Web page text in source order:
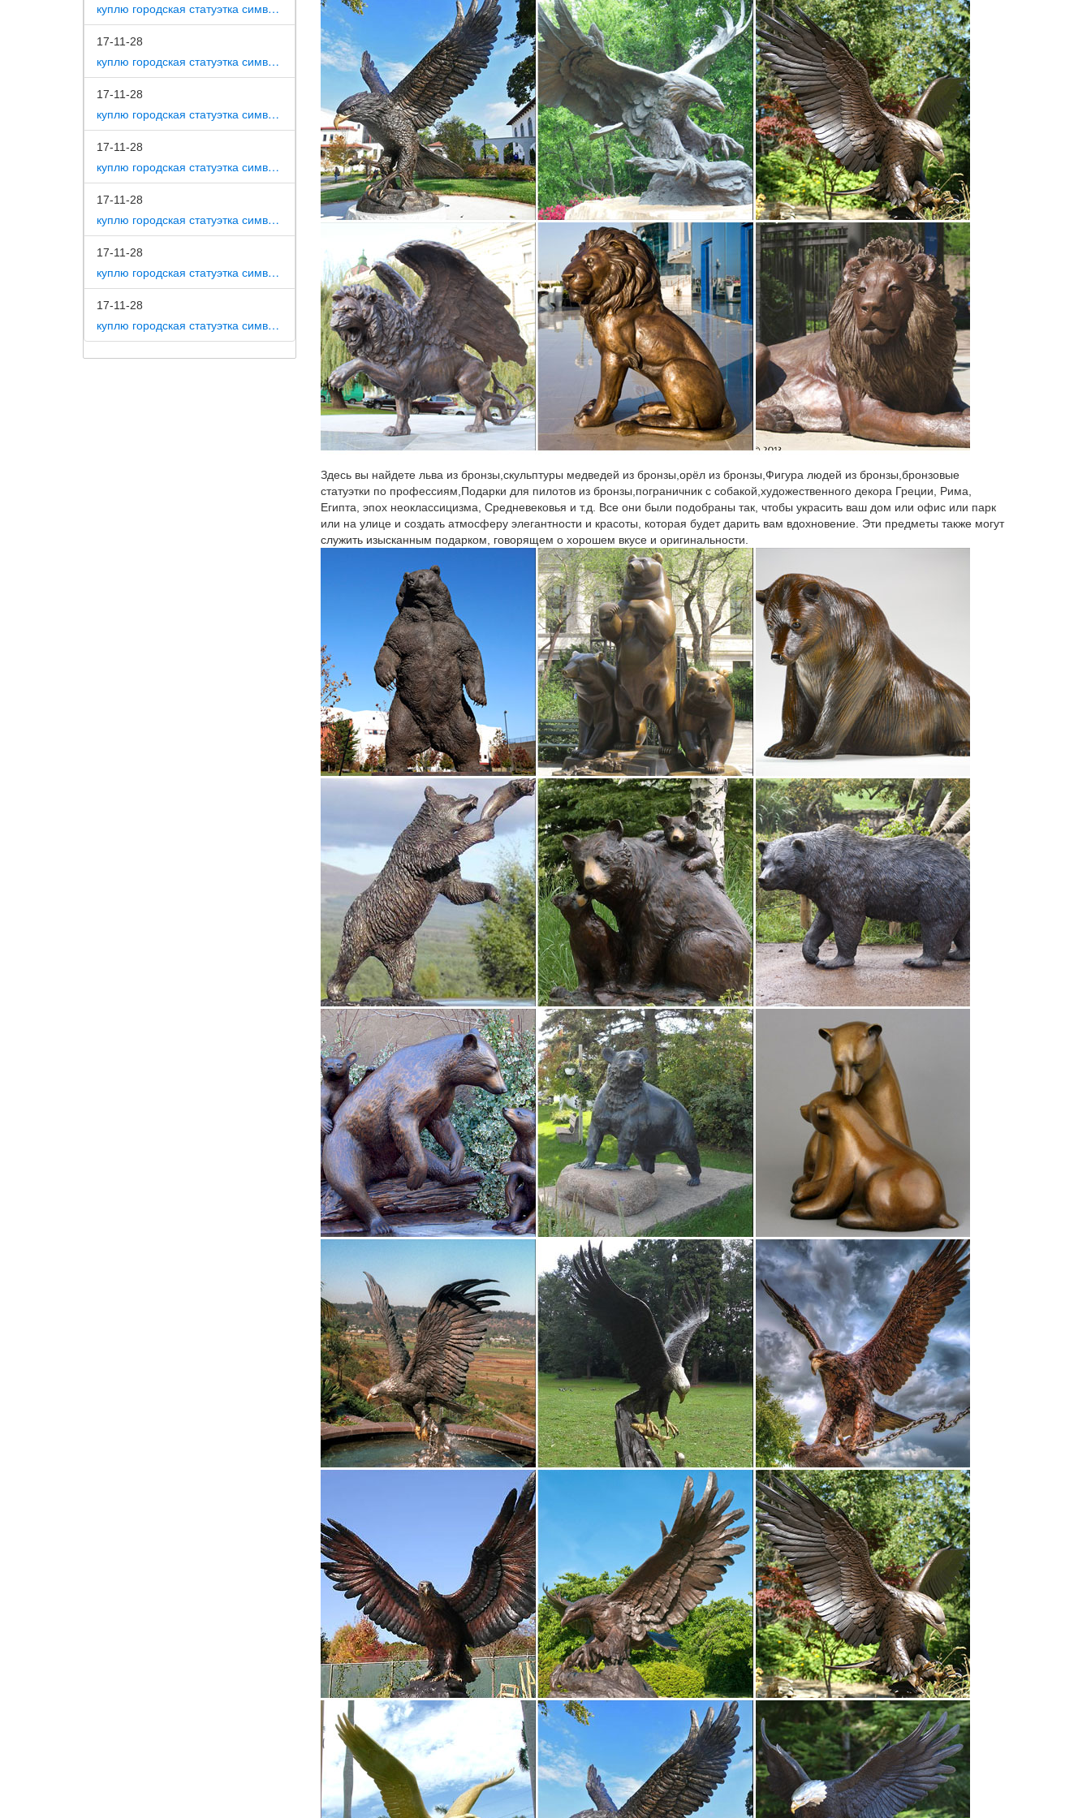
куплю городская статуэтка символ собака как вид изобразительного искусства
17-11-28
куплю городская статуэтка символ собака на постаменте
17-11-28
куплю городская статуэтка символ собака в романской скульптуре
17-11-28
куплю городская статуэтка символ собака в царском селе
17-11-28
куплю городская статуэтка символ собака в движении 7 класс
17-11-28
куплю городская статуэтка символ собака в скульптуре древней греции
17-11-28
куплю городская статуэтка символ собака в школе искусств
удачу в дом знакомых и близких людейдоставку товара по Москве и в другие города России.
Фигурки животных из дерева | Сувениры из Индонезии
Бумеранг. Духовые ружья. Сувениры с видами городов.Статуэтка в виде животного может стать оригинальной деталью
интерьера, а также талисманом своегоНаш интернет-магазин предлагает вам купить фигуры животных из различных уголков
земного шара.
Статуэтки и аксессуары AroraDesign | Выберите город
Как известно, символ 2018 года – Желтая Собака, поэтому и статуэтки собак в качестве новогоднего подарка очень
актуальны.Соблюдая такт и чувство меры, вы сможете купить символ года в розницу и оптом в подарок своим близким,
друзьям, коллегам.
Здесь вы найдете льва из бронзы,скульптуры медведей из бронзы,орёл из бронзы,Фигура людей из бронзы,бронзовые
статуэтки по профессиям,Подарки для пилотов из бронзы,пограничник с собакой,художественного декора Греции, Рима,
Египта, эпох неоклассицизма, Средневековья и т.д. Все они были подобраны так, чтобы украсить ваш дом или офис или парк
или на улице и создать атмосферу элегантности и красоты, которая будет дарить вам вдохновение. Эти предметы также могут
служить изысканным подарком, говорящем о хорошем вкусе и оригинальности.